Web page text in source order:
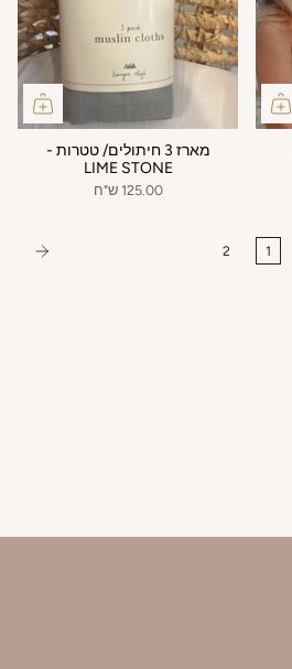
מארז 3 חיתולים/ טטרות -
LIME STONE
125.00 ש"ח
1
2